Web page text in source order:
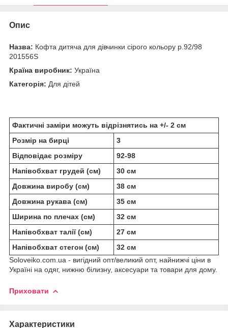
Опис
Назва: Кофта дитяча для дівчинки сірого кольору р.92/98
201556S
Країна виробник: Україна
Категорія: Для дітей
Фактичні заміри можуть відрізнятись на +/- 2 см
Розмір на бирці
3
Відповідає розміру
92-98
Напівобхват грудей (см)
30 см
Довжина виробу (см)
38 см
Довжина рукава (см)
35 см
Ширина по плечах (см)
32 см
Напівобхват талії (см)
27 см
Напівобхват стегон (см)
32 см
Soloveiko.com.ua - вигідний опт/великий опт, найнижчі ціни в
Україні на одяг, нижню білизну, аксесуари та товари для дому.
Приховати
Характеристики